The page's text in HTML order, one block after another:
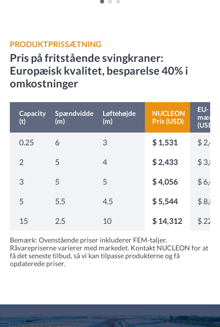
PRODUKTPRISSÆTNING
Pris på fritstående svingkraner:
Europæisk kvalitet, besparelse 40% i
omkostninger
Capacity
(t)
Spændvidde
(m)
Løftehøjde
(m)
NUCLEON
Pris (USD)
EU-
(USD)
0.25 6 3 $ 1,531 $
2 5 4 $ 2,433 $
3 5 5 $ 4,056 $
5 5.5 4.5 $ 5,544 $
15 2.5 10 $ 14,312 $
Bemærk: Ovenstående priser inkluderer FEM-taljer.
Råvarepriserne varierer med markedet. Kontakt NUCLEON for at
få det seneste tilbud, så vi kan tilpasse produkterne og få
opdaterede priser.